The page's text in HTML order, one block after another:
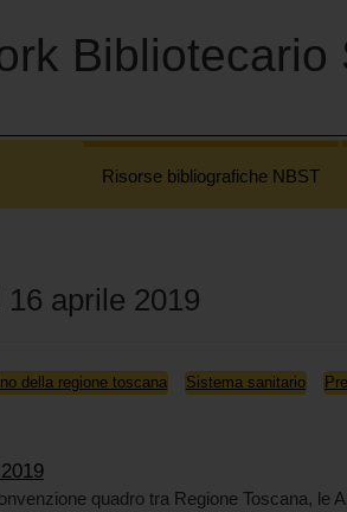
Bibliotecario
Risorse bibliografiche NBST
aprile 2019
della regione toscana Sistema sanitario
quadro tra Regione Toscana, le